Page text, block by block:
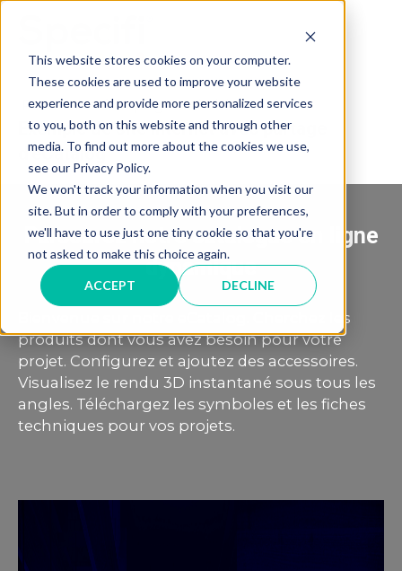
This website stores cookies on your computer.
These cookies are used to improve your website
experience and provide more personalized services
to you, both on this website and through other
media. To find out more about the cookies we use,
see our Privacy Policy.
We won't track your information when you visit our
site. But in order to comply with your preferences,
we'll have to use just one tiny cookie so that you're
not asked to make this choice again.
ACCEPT DECLINE
content
Retourner à la page précédente
Exemple de site internet avec partage
d'eCatalog
Parcourez notre catalogue en ligne
dynamique
Bienvenue sur notre eCatalog. Cherchez les
produits dont vous avez besoin pour votre
projet. Configurez et ajoutez des accessoires.
Visualisez le rendu 3D instantané sous tous les
angles. Téléchargez les symboles et les fiches
techniques pour vos projets.